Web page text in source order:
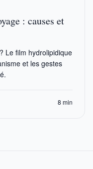
: causes et
Le film hydrolipidique
et les gestes
8 min